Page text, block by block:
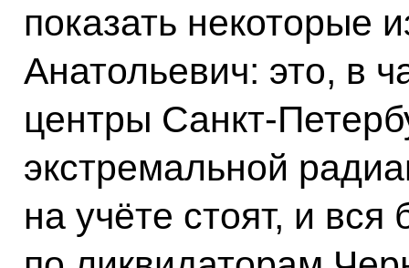
показать некоторые
Анатольевич: это, в
центры Санкт-
экстремальной
на учёте стоят, и вся